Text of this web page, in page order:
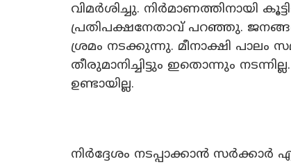
വിമർശിച്ചു. നിർമാണത്തിനായി
പ്രതിപക്ഷനേതാവ് പറഞ്ഞു.
ശ്രമം നടക്കുന്നു. മീനാക്ഷി പാലം
തീരുമാനിച്ചിട്ടും ഇതൊന്നും
ഉണ്ടായില്ല.
നിർദ്ദേശം നടപ്പാക്കാൻ സർക്കാർ